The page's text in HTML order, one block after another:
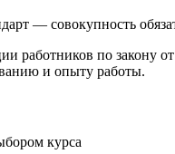
— совокупность
работников по
и опыту работы.
курса